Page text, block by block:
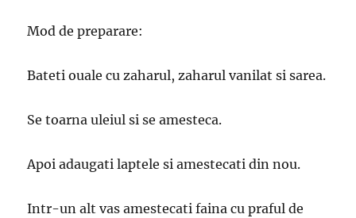
Mod de preparare:
Bateti ouale cu zaharul, zaharul vanilat si sarea.
Se toarna uleiul si se amesteca.
Apoi adaugati laptele si amestecati din nou.
Intr-un alt vas amestecati faina cu praful de